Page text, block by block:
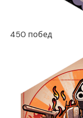
450 побед